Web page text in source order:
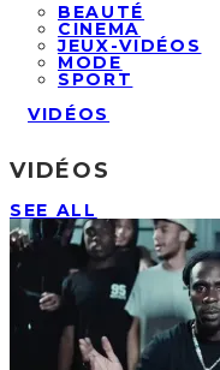
BEAUTÉ
CINEMA
JEUX-VIDÉOS
MODE
SPORT
VIDÉOS
VIDÉOS
SEE ALL